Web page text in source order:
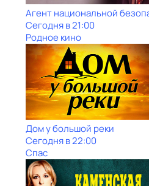
Агент национальной
Сегодня в 21:00
Родное кино
Дом у большой реки
Сегодня в 22:00
Спас